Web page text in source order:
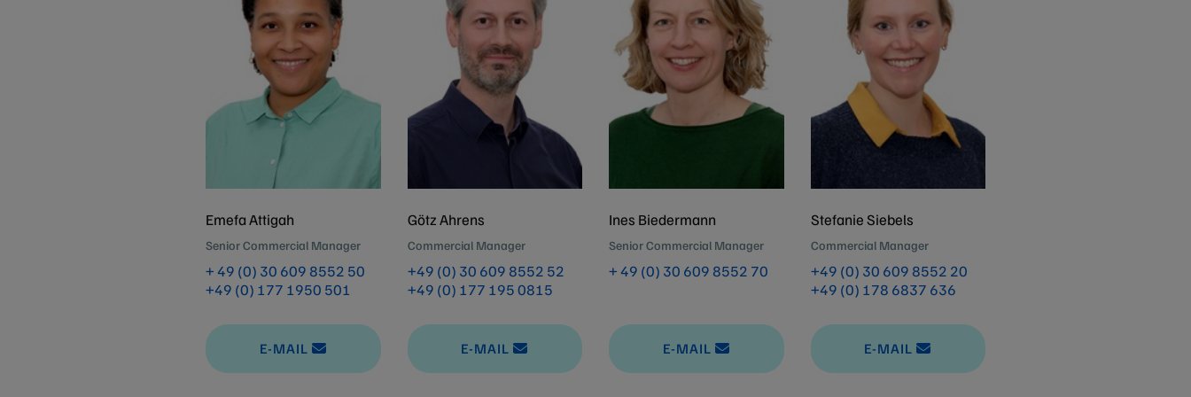
Emefa Attigah
Senior Commercial Manager
+ 49 (0) 30 609 8552 50
+49 (0) 177 1950 501
E-MAIL
Götz Ahrens
Commercial Manager
+49 (0) 30 609 8552 52
+49 (0) 177 195 0815
E-MAIL
Ines Biedermann
Senior Commercial Manager
+ 49 (0) 30 609 8552 70
E-MAIL
Stefanie Siebels
Commercial Manager
+49 (0) 30 609 8552 20
+49 (0) 178 6837 636
E-MAIL